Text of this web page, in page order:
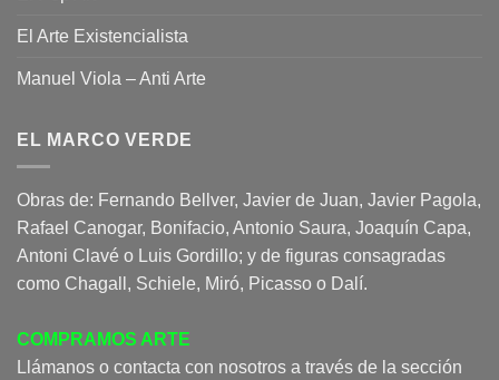
El Arte Existencialista
Manuel Viola – Anti Arte
EL MARCO VERDE
Obras de: Fernando Bellver, Javier de Juan, Javier Pagola,
Rafael Canogar, Bonifacio, Antonio Saura, Joaquín Capa,
Antoni Clavé o Luis Gordillo; y de figuras consagradas
como Chagall, Schiele, Miró, Picasso o Dalí.
COMPRAMOS ARTE
Llámanos o contacta con nosotros a través de la sección